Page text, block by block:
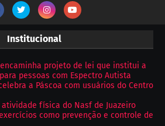
Institucional
encaminha projeto de lei que institui a
pessoas com Espectro Autista
a Páscoa com usuários do Centro
atividade física do Nasf de Juazeiro
como prevenção e controle de